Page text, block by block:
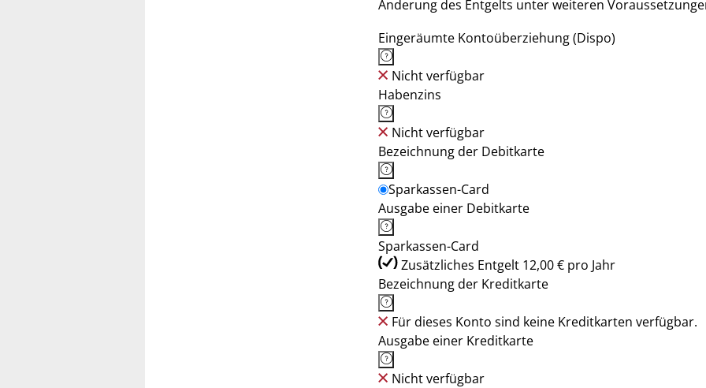
Änderung des Entgelts unter weiteren
Eingeräumte Kontoüberziehung (Dispo)
Nicht verfügbar
Habenzins
Nicht verfügbar
Bezeichnung der Debitkarte
Sparkassen-Card
Ausgabe einer Debitkarte
Sparkassen-Card
Zusätzliches Entgelt 12,00 € pro Jahr
Bezeichnung der Kreditkarte
Für dieses Konto sind keine Kreditkarten verfügbar.
Ausgabe einer Kreditkarte
Nicht verfügbar